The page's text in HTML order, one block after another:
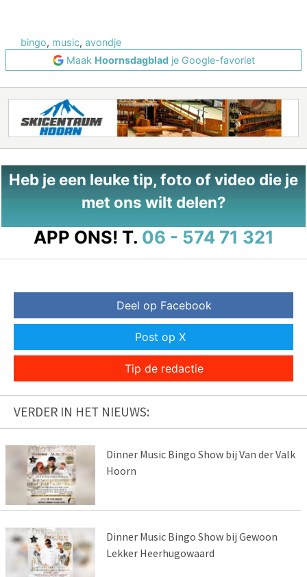
bingo, music, avondje
Maak Hoornsdagbladje Google-favoriet
Heb je een leuke tip, foto of video die je
met ons wilt delen?
APP ONS! T. 06 - 574 71 321
Deel op Facebook
Post op X
Tip de redactie
VERDER IN HET NIEUWS:
Dinner Music Bingo Show bij Van der Valk
Hoorn
Dinner Music Bingo Show bij Gewoon
Lekker Heerhugowaard